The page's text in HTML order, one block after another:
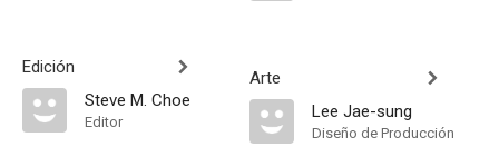
Edición
Steve M. Choe
Editor
Arte
Lee Jae-sung
Diseño de Producción